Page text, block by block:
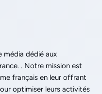
média dédié aux
. Notre mission est
français en leur offrant
optimiser leurs activités